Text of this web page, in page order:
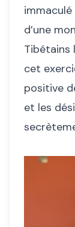
d’une
Tibétains
cet
positive
et les